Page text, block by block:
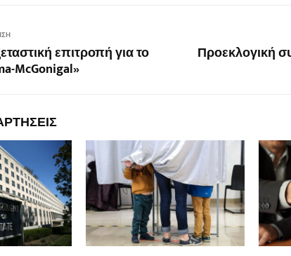
επιτροπή για το
McGonigal»
Προεκλογική